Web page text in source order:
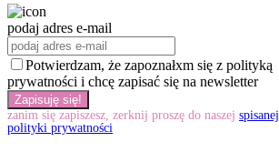
podaj adres e-mail
Potwierdzam, że zapoznałxm się z polityką
prywatności i chcę zapisać się na newsletter
zanim się zapiszesz, zerknij proszę do naszej spisanej
polityki prywatności